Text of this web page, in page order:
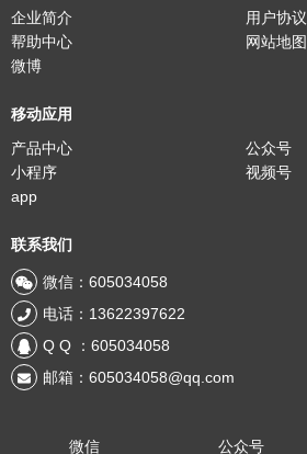
企业简介
用户协议
帮助中心
网站地图
微博
移动应用
产品中心
公众号
小程序
视频号
app
联系我们
微信：605034058
电话：13622397622
Q Q ：605034058
邮箱：605034058@qq.com
微信 公众号